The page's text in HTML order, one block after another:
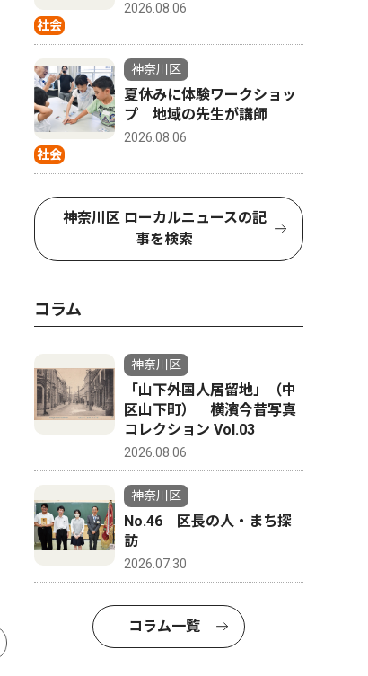
4
山中市長、パワハラ認定受け
告発職員に直接謝罪 「初め
て人権の意味を理解できた」
栗田谷中
社会
2026.08.06
社会
神奈川区
夏休みに体験ワークショッ
プ 地域の先生が講師
2026.08.06
神奈川区 ローカルニュースの記
事を検索
コラム
神奈川区
「山下外国人居留地」（中
区山下町） 横濱今昔写真
コレクション Vol.03
2026.08.06
神奈川区
No.46 区長の人・まち探
訪
2026.07.30
コラム一覧